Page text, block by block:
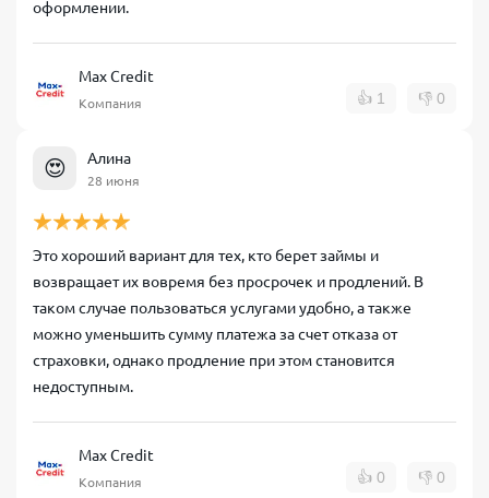
оформлении.
Max Credit
Компания 👍 1 👎 0
😍 Алина
28 июня
Это хороший вариант для тех, кто берет займы и
возвращает их вовремя без просрочек и продлений. В
таком случае пользоваться услугами удобно, а также
можно уменьшить сумму платежа за счет отказа от
страховки, однако продление при этом становится
недоступным.
Max Credit
Компания 👍 0 👎 0